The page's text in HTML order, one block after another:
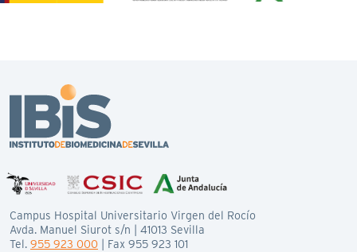
Campus Hospital Universitario Virgen del Rocío
Avda. Manuel Siurot s/n | 41013 Sevilla
Tel. 955 923 000 | Fax 955 923 101